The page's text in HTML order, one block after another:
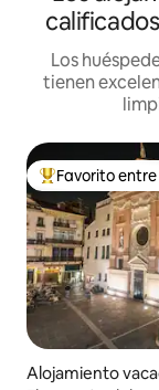
Los
tienen
De los mejores
Favorito
Alojamiento